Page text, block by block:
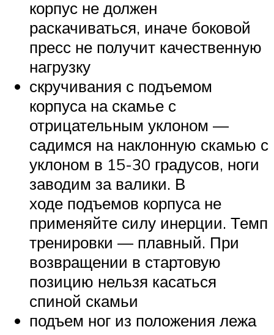
корпус не должен
раскачиваться, иначе боковой
пресс не получит качественную
нагрузку
скручивания с подъемом
корпуса на скамье с
отрицательным уклоном —
садимся на наклонную скамью с
уклоном в 15-30 градусов, ноги
заводим за валики. В
ходе подъемов корпуса не
применяйте силу инерции. Темп
тренировки — плавный. При
возвращении в стартовую
позицию нельзя касаться
спиной скамьи
подъем ног из положения лежа